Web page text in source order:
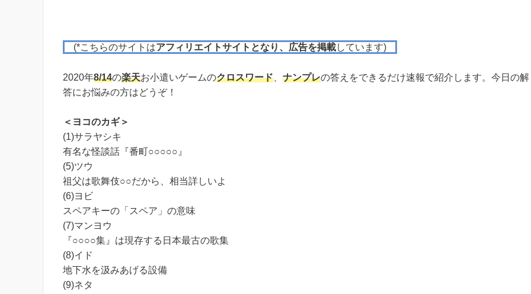
(*こちらのサイトはアフィリエイトサイトとなり、広告を掲載しています)
2020年8/14の楽天お小遣いゲームのクロスワード ナンプレの答えをできるだけ速報で紹介します。今日の解
答にお悩みの方はどうぞ！
＜ヨコのカギ＞
(1)サラヤシキ
有名な怪談話『番町○○○○○』
(5)ツウ
祖父は歌舞伎○○だから、相当詳しいよ
(6)ヨビ
スペアキーの「スペア」の意味
(7)マンヨウ
『○○○○集』は現存する日本最古の歌集
(8)イド
地下水を汲みあげる設備
(9)ネタ